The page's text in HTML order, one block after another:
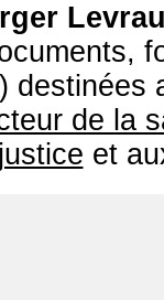
destinées
de la
justice et